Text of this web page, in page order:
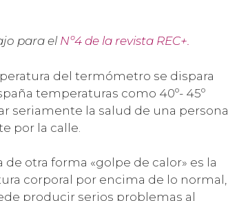
para el Nº4 de la revista REC+.
del termómetro se dispara
temperaturas como 40º- 45º
seriamente la salud de una persona
por la calle.
otra forma «golpe de calor» es la
corporal por encima de lo normal,
producir serios problemas al